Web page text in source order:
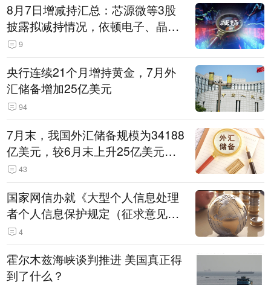
8月7日增减持汇总：芯源微等3股
披露拟减持情况，依顿电子、晶华
微拟增持（表）
9
央行连续21个月增持黄金，7月外
汇储备增加25亿美元
94
7月末，我国外汇储备规模为34188
亿美元，较6月末上升25亿美元，
升幅为0.07%
43
国家网信办就《大型个人信息处理
者个人信息保护规定（征求意见
稿）》公开征求意见
4
霍尔木兹海峡谈判推进 美国真正得
到了什么？